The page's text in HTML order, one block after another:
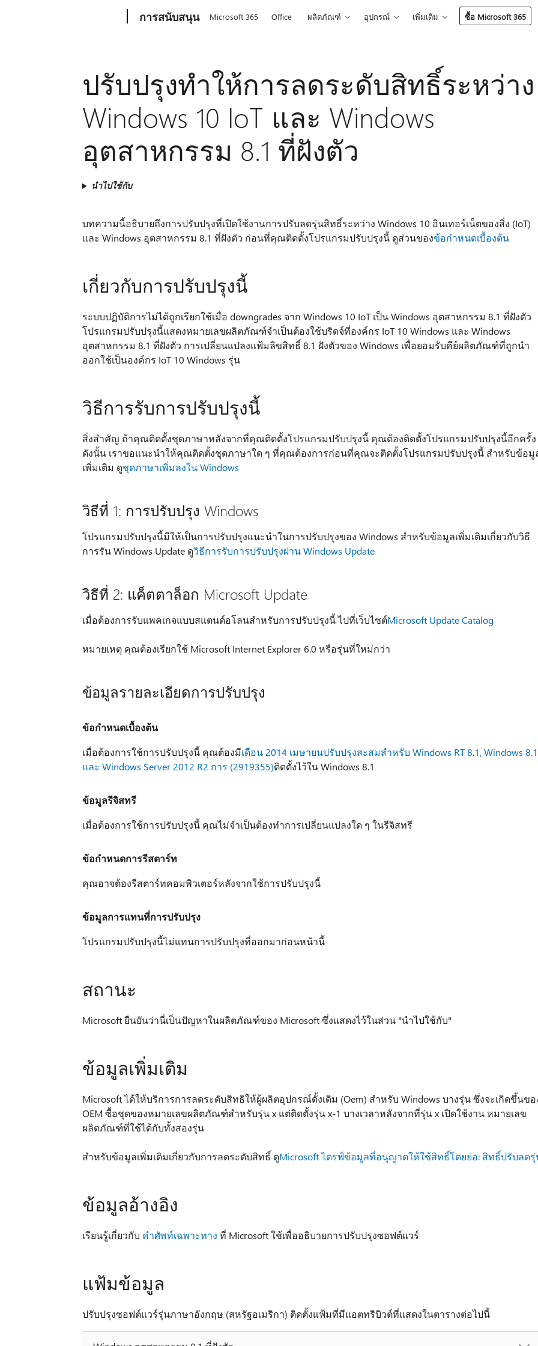
การสนับสนุน Microsoft 365 Office ผลิตภัณฑ์ อุปกรณ์ เพิ่มเติม ซื้อ Microsoft 365
ปรับปรุงทำให้การลดระดับสิทธิ์ระหว่าง
Windows 10 IoT และ Windows
อุตสาหกรรม 8.1 ที่ฝังตัว
นำไปใช้กับ
บทความนี้อธิบายถึงการปรับปรุงที่เปิดใช้งานการปรับลดรุ่นสิทธิ์ระหว่าง Windows 10 อินเทอร์เน็ตของสิ่ง (IoT)
และ Windows อุตสาหกรรม 8.1 ที่ฝังตัว ก่อนที่คุณติดตั้งโปรแกรมปรับปรุงนี้ ดูส่วนของข้อกำหนดเบื้องต้น
เกี่ยวกับการปรับปรุงนี้
ระบบปฏิบัติการไม่ได้ถูกเรียกใช้เมื่อ downgrades จาก Windows 10 IoT เป็น Windows อุตสาหกรรม 8.1 ที่ฝังตัว
โปรแกรมปรับปรุงนี้แสดงหมายเลขผลิตภัณฑ์จำเป็นต้องใช้บริดจ์ที่องค์กร IoT 10 Windows และ Windows
อุตสาหกรรม 8.1 ที่ฝังตัว การเปลี่ยนแปลงแฟ้มลิขสิทธิ์ 8.1 ฝังตัวของ Windows เพื่อยอมรับคีย์ผลิตภัณฑ์ที่ถูกนำ
ออกใช้เป็นองค์กร IoT 10 Windows รุ่น
วิธีการรับการปรับปรุงนี้
สิ่งสำคัญ ถ้าคุณติดตั้งชุดภาษาหลังจากที่คุณติดตั้งโปรแกรมปรับปรุงนี้ คุณต้องติดตั้งโปรแกรมปรับปรุงนี้อีกครั้ง
ดังนั้น เราขอแนะนำให้คุณติดตั้งชุดภาษาใด ๆ ที่คุณต้องการก่อนที่คุณจะติดตั้งโปรแกรมปรับปรุงนี้ สำหรับข้อมู
เพิ่มเติม ดูชุดภาษาเพิ่มลงใน Windows
วิธีที่ 1: การปรับปรุง Windows
โปรแกรมปรับปรุงนี้มีให้เป็นการปรับปรุงแนะนำในการปรับปรุงของ Windows สำหรับข้อมูลเพิ่มเติมเกี่ยวกับวิธี
การรัน Windows Update ดูวิธีการรับการปรับปรุงผ่าน Windows Update
วิธีที่ 2: แค็ตตาล็อก Microsoft Update
เมื่อต้องการรับแพคเกจแบบสแตนด์อโลนสำหรับการปรับปรุงนี้ ไปที่เว็บไซต์Microsoft Update Catalog
หมายเหตุ คุณต้องเรียกใช้ Microsoft Internet Explorer 6.0 หรือรุ่นที่ใหม่กว่า
ข้อมูลรายละเอียดการปรับปรุง
ข้อกำหนดเบื้องต้น
เมื่อต้องการใช้การปรับปรุงนี้ คุณต้องมีเดือน 2014 เมษายนปรับปรุงสะสมสำหรับ Windows RT 8.1, Windows 8.1
และ Windows Server 2012 R2 การ (2919355)ติดตั้งไว้ใน Windows 8.1
ข้อมูลรีจิสทรี
เมื่อต้องการใช้การปรับปรุงนี้ คุณไม่จำเป็นต้องทำการเปลี่ยนแปลงใด ๆ ในรีจิสทรี
ข้อกำหนดการรีสตาร์ท
คุณอาจต้องรีสตาร์ทคอมพิวเตอร์หลังจากใช้การปรับปรุงนี้
ข้อมูลการแทนที่การปรับปรุง
โปรแกรมปรับปรุงนี้ไม่แทนการปรับปรุงที่ออกมาก่อนหน้านี้
สถานะ
Microsoft ยืนยันว่านี่เป็นปัญหาในผลิตภัณฑ์ของ Microsoft ซึ่งแสดงไว้ในส่วน "นำไปใช้กับ"
ข้อมูลเพิ่มเติม
Microsoft ได้ให้บริการการลดระดับสิทธิให้ผู้ผลิตอุปกรณ์ดั้งเดิม (Oem) สำหรับ Windows บางรุ่น ซึ่งจะเกิดขึ้นขอ
OEM ซื้อชุดของหมายเลขผลิตภัณฑ์สำหรับรุ่น x แต่ติดตั้งรุ่น x-1 บางเวลาหลังจากที่รุ่น x เปิดใช้งาน หมายเลข
ผลิตภัณฑ์ที่ใช้ได้กับทั้งสองรุ่น
สำหรับข้อมูลเพิ่มเติมเกี่ยวกับการลดระดับสิทธิ์ ดูMicrosoft ไดรฟ์ข้อมูลที่อนุญาตให้ใช้สิทธิ์โดยย่อ: สิทธิ์ปรับลด
ข้อมูลอ้างอิง
เรียนรู้เกี่ยวกับ คำศัพท์เฉพาะทาง ที่ Microsoft ใช้เพื่ออธิบายการปรับปรุงซอฟต์แวร์
แฟ้มข้อมูล
ปรับปรุงซอฟต์แวร์รุ่นภาษาอังกฤษ (สหรัฐอเมริกา) ติดตั้งแฟ้มที่มีแอตทริบิวต์ที่แสดงในตารางต่อไปนี้